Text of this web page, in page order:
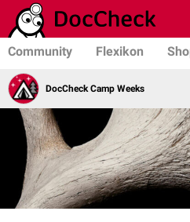
Community Flexikon
DocCheck Camp Weeks